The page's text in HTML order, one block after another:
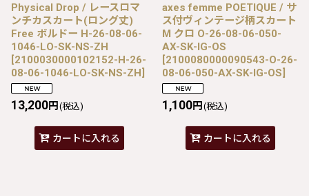
Physical Drop / レースロマ
ンチカスカート(ロング丈)
Free ボルドー H-26-08-06-
1046-LO-SK-NS-ZH
[2100030000102152-H-26-
08-06-1046-LO-SK-NS-ZH]
13,200円 (税込)
カートに入れる
axes femme POETIQUE / サ
ス付ヴィンテージ柄スカート
M クロ O-26-08-06-050-
AX-SK-IG-OS
[2100080000090543-O-26-
08-06-050-AX-SK-IG-OS]
1,100円 (税込)
カートに入れる